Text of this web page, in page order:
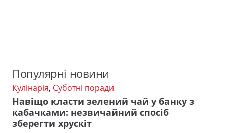
Популярні новини
Кулінарія, Суботні поради
Навіщо класти зелений чай у банку з
кабачками: незвичайний спосіб
зберегти хрускіт